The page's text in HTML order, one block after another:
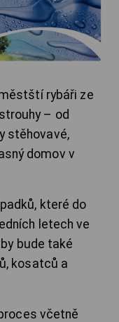
rybáři ze
– od
stěhovavé,
domov v
které do
letech ve
bude také
kosatců a
včetně